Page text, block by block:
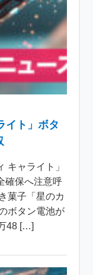
イト」ボタ
キャライト」
確保へ注意呼
菓子「星のカ
ボタン電池が
48 […]